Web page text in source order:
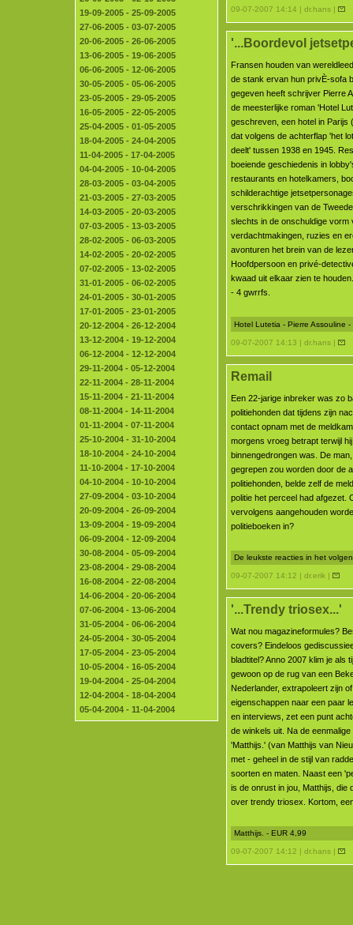
19-09-2005 - 25-09-2005
27-06-2005 - 03-07-2005
20-06-2005 - 26-06-2005
13-06-2005 - 19-06-2005
06-06-2005 - 12-06-2005
30-05-2005 - 05-06-2005
23-05-2005 - 29-05-2005
16-05-2005 - 22-05-2005
25-04-2005 - 01-05-2005
18-04-2005 - 24-04-2005
11-04-2005 - 17-04-2005
04-04-2005 - 10-04-2005
28-03-2005 - 03-04-2005
21-03-2005 - 27-03-2005
14-03-2005 - 20-03-2005
07-03-2005 - 13-03-2005
28-02-2005 - 06-03-2005
14-02-2005 - 20-02-2005
07-02-2005 - 13-02-2005
31-01-2005 - 06-02-2005
24-01-2005 - 30-01-2005
17-01-2005 - 23-01-2005
20-12-2004 - 26-12-2004
13-12-2004 - 19-12-2004
06-12-2004 - 12-12-2004
29-11-2004 - 05-12-2004
22-11-2004 - 28-11-2004
15-11-2004 - 21-11-2004
08-11-2004 - 14-11-2004
01-11-2004 - 07-11-2004
25-10-2004 - 31-10-2004
18-10-2004 - 24-10-2004
11-10-2004 - 17-10-2004
04-10-2004 - 10-10-2004
27-09-2004 - 03-10-2004
20-09-2004 - 26-09-2004
13-09-2004 - 19-09-2004
06-09-2004 - 12-09-2004
30-08-2004 - 05-09-2004
23-08-2004 - 29-08-2004
16-08-2004 - 22-08-2004
14-06-2004 - 20-06-2004
07-06-2004 - 13-06-2004
31-05-2004 - 06-06-2004
24-05-2004 - 30-05-2004
17-05-2004 - 23-05-2004
10-05-2004 - 16-05-2004
19-04-2004 - 25-04-2004
12-04-2004 - 18-04-2004
05-04-2004 - 11-04-2004
09-07-2007 14:14 | dr.hans |
'...Boordevol
Fransen houden van
de stank ervan hun privÈ-sofa
gegeven heeft schrijver Pierre
de meesterlijke roman 'Hotel
geschreven, een hotel in Parijs
dat volgens de achterflap 'het
deelt' tussen 1938 en 1945.
boeiende geschiedenis in
restaurants en hotelkamers,
schilderachtige
verschrikkingen van de
slechts in de onschuldige vorm
verdachtmakingen, ruzies en
avonturen het brein van de
Hoofdpersoon en privé-
kwaad uit elkaar zien te
- 4 gwrrfs.
Hotel Lutetia - Pierre Assouline
09-07-2007 14:13 | dr.hans |
Remail
Een 22-jarige inbreker was zo
politiehonden dat tijdens zijn
contact opnam met de
morgens vroeg betrapt terwijl
binnengedrongen was. De
gegrepen zou worden door de
politiehonden, belde zelf de
politie het perceel had afgezet.
vervolgens aangehouden
politieboeken in?
De leukste reacties in het
09-07-2007 14:12 | dr.erik |
'...Trendy triosex...'
Wat nou magazineformules?
covers? Eindeloos
bladtitel? Anno 2007 klim je als
gewoon op de rug van een
Nederlander, extrapoleert zijn
eigenschappen naar een paar
en interviews, zet een punt
de winkels uit. Na de
'Matthijs.' (van Matthijs van
met - geheel in de stijl van
soorten en maten. Naast een
is de onrust in jou, Matthijs,
over trendy triosex. Kortom,
Matthijs. - EUR 4,99
09-07-2007 14:12 | dr.hans |